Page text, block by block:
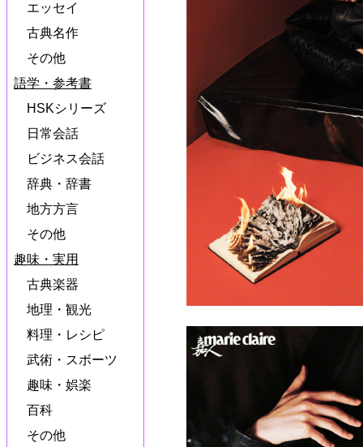
エッセイ
古典名作
その他
語学・参考書
HSKシリーズ
日常会話
ビジネス会話
辞典・辞書
地方方言
その他
趣味・実用
古典楽器
地理・観光
料理・レシピ
武術・スボーツ
趣味・娯楽
百科
その他